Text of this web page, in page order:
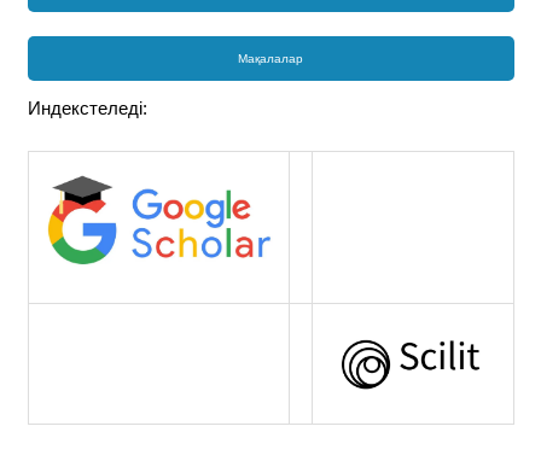
Мақалалар
Индекстеледі: